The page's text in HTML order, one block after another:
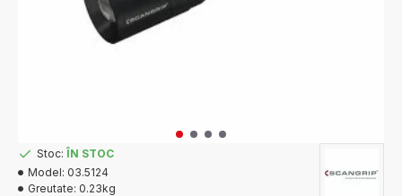
Stoc: ÎN STOC
Model: 03.5124
Greutate: 0.23kg